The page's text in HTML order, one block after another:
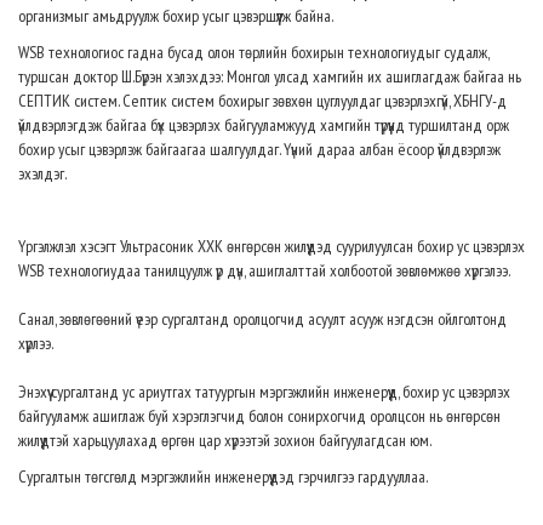
организмыг амьдруулж бохир усыг цэвэршүүлж байна.
WSB технологиос гадна бусад олон төрлийн бохирын технологиудыг судалж,
туршсан доктор Ш.Бүрэн хэлэхдээ: Монгол улсад хамгийн их ашиглагдаж байгаа нь
СЕПТИК систем. Септик систем бохирыг зөвхөн цуглуулдаг цэвэрлэхгүй, ХБНГУ-д
үйлдвэрлэгдэж байгаа бүх цэвэрлэх байгууламжууд хамгийн түрүүнд туршилтанд орж
бохир усыг цэвэрлэж байгаагаа шалгуулдаг. Үүний дараа албан ёсоор үйлдвэрлэж
эхэлдэг.
Үргэлжлэл хэсэгт Ультрасоник ХХК өнгөрсөн жилүүдэд суурилуулсан бохир ус цэвэрлэх
WSB технологиудаа танилцуулж үр дүн, ашиглалттай холбоотой зөвлөмжөө хүргэлээ.
Санал, зөвлөгөөний үеэр сургалтанд оролцогчид асуулт асууж нэгдсэн ойлголтонд
хүрлээ.
Энэхүү сургалтанд ус ариутгах татуургын мэргэжлийн инженерүүд, бохир ус цэвэрлэх
байгууламж ашиглаж буй хэрэглэгчид болон сонирхогчид оролцсон нь өнгөрсөн
жилүүдтэй харьцуулахад өргөн цар хүрээтэй зохион байгуулагдсан юм.
Сургалтын төгсгөлд мэргэжлийн инженерүүдэд гэрчилгээ гардууллаа.